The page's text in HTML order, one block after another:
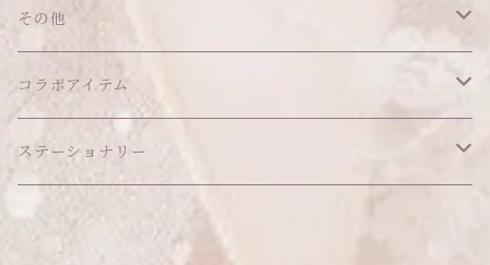
お散歩バッグ
コインケース
カードケース
キーホルダー
その他
マット
ヘッドドレス Mサイズ
その他
その他
あこがれシリーズ
福音シリーズ
バフォメットぬいぐるみ
コラボアイテム
はるぽんの愛のつづき♡はるぽん生誕祭2026
ステーショナリー
シール帳、手帳